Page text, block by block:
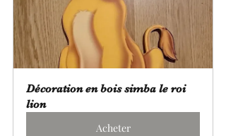
Décoration en bois simba le roi
lion
Acheter